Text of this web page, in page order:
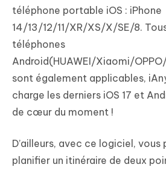
téléphone portable iOS : iPhone
14/13/12/11/XR/XS/X/SE/8.
téléphones
Android(HUAWEI/Xiaomi/
sont également applicables,
charge les derniers iOS 17 et
de cœur du moment !
D’ailleurs, avec ce logiciel, vous
planifier un itinéraire de deux